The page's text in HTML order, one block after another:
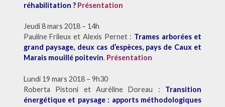
réhabilitation ? Présentation
Jeudi 8 mars 2018 – 14h
Pauline Frileux et Alexis Pernet : Trames arborées et
grand paysage, deux cas d’espèces, pays de Caux et
Marais mouillé poitevin. Présentation
Lundi 19 mars 2018 – 9h30
Roberta Pistoni et Auréline Doreau : Transition
énergétique et paysage : apports méthodologiques